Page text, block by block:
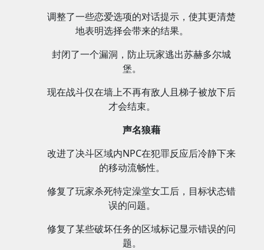
调整了一些恋爱选项的对话提示，使其更清楚
地表明选择会带来的结果。
封闭了一个漏洞，防止玩家逃出苏赫多尔城
堡。
现在战斗仅在墙上不再有敌人且梯子被放下后
才会结束。
声名狼藉
改进了决斗区域内NPC在犯罪反应后冷静下来
的移动流畅性。
修复了玩家杀死特定澡堂女工后，目标状态错
误的问题。
修复了某些破坏任务的区域标记显示错误的问
题。